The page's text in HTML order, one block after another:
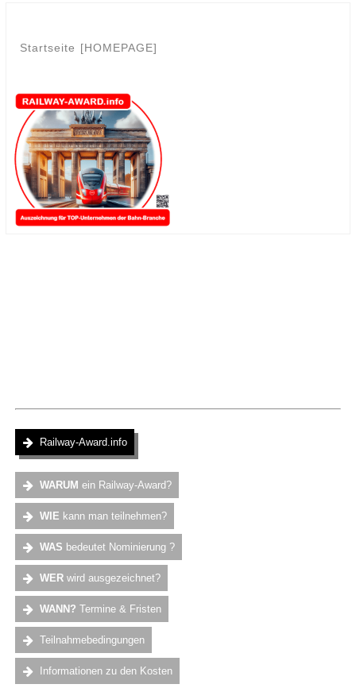
Startseite [HOMEPAGE]
Railway-Award.info
WARUM ein Railway-Award?
WIE kann man teilnehmen?
WAS bedeutet Nominierung ?
WERwird ausgezeichnet?
WANN? Termine & Fristen
Teilnahmebedingungen
Informationen zu den Kosten